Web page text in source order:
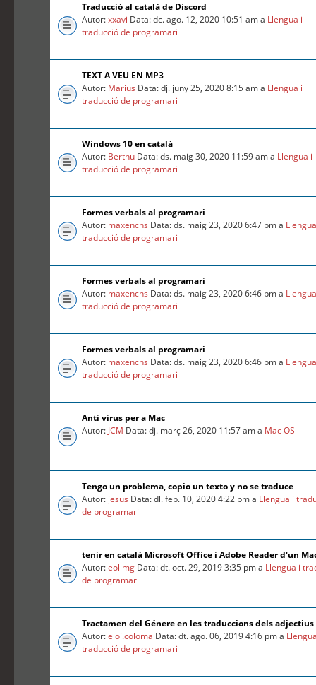
Traducció al català de Discord
Autor:xxavi Data: dc. ago. 12, 2020 10:51 am a Llengua i
traducció de programari
TEXT A VEU EN MP3
Autor: Marius Data: dj. juny 25, 2020 8:15 am a Llengua i
traducció de programari
Windows 10 en català
Autor: Berthu Data: ds. maig 30, 2020 11:59 am a Llengua i
traducció de programari
Formes verbals al programari
Autor: maxenchs Data: ds. maig 23, 2020 6:47 pm a
traducció de programari
Formes verbals al programari
Autor: maxenchs Data: ds. maig 23, 2020 6:46 pm a
traducció de programari
Formes verbals al programari
Autor: maxenchs Data: ds. maig 23, 2020 6:46 pm a
traducció de programari
Anti virus per a Mac
Autor: JCM Data: dj. març 26, 2020 11:57 am a Mac OS
Tengo un problema, copio un texto y no se traduce
Autor: jesus Data: dl. feb. 10, 2020 4:22 pm a Llengua i
de programari
tenir en català Microsoft Office i Adobe Reader d'un
Autor:eollmg Data: dt. oct. 29, 2019 3:35 pm a Llengua i
de programari
Tractamen del Génere en les traduccions dels adjectius
Autor:eloi.coloma Data: dt. ago. 06, 2019 4:16 pm a
traducció de programari